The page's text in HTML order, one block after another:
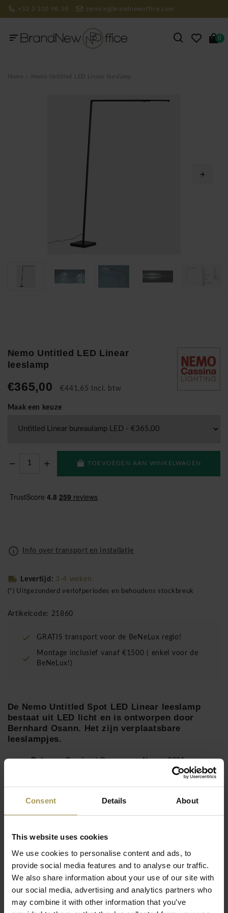
Consent Details About
This website uses cookies
We use cookies to personalise content and ads, to
provide social media features and to analyse our traffic.
We also share information about your use of our site with
our social media, advertising and analytics partners who
may combine it with other information that you’ve
+32 2 310 98 30 service@brandnewoffice.com
0
Home Nemo Untitled LED Linear leeslamp
Nemo Untitled LED Linear
leeslamp
€365,00 €441,65 Incl. btw
Maak een keuze
TOEVOEGEN AAN WINKELWAGEN
Info over transport en installatie
Levertijd: 3-4 weken
(*) Uitgezonderd verlofperiodes en behoudens stockbreuk
Artikelcode: 21860
GRATIS transport voor de BeNeLux regio!
Montage inclusief vanaf €1500 ( enkel voor de
BeNeLux!)
De Nemo Untitled Spot LED Linear leeslamp
bestaat uit LED licht en is ontworpen door
Bernhard Osann. Het zijn verplaatsbare
leeslampjes.
Ontwerp:Bernhard Osannvoor Nemo,2021
geëxtrudeerd, mat zwart gelakt aluminium
met scharnierende armen.
Maten:Zie foto bijlage
De slanke armatuurbehuizing is gemaakt van geëxtrudeerd,
mat zwart gelakt aluminium met scharnierende armen. Het
hoogtepunt van deze collectie is de lampkop, die naar
persoonlijke smaak kan worden geselecteerd. Een platte
lampkop (lineair) is beschikbaar voor een bredere
lichtverdeling of een compacte spot voor meer selectieve